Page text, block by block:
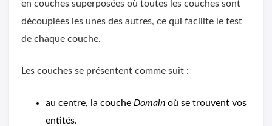
en couches superposées où toutes les couches sont
découplées les unes des autres, ce qui facilite le test
de chaque couche.
Les couches se présentent comme suit :
au centre, la couche Domain où se trouvent vos
entités.